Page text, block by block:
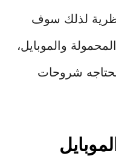
لذلك سوف
والموبايل،
شروحات